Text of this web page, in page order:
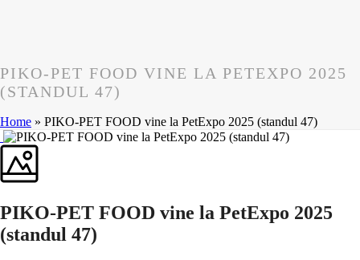
PIKO-PET FOOD VINE LA PETEXPO 2025
(STANDUL 47)
Home » PIKO-PET FOOD vine la PetExpo 2025 (standul 47)
PIKO-PET FOOD vine la PetExpo 2025
(standul 47)